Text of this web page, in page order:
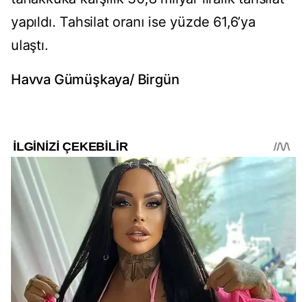
yapıldı. Tahsilat oranı ise yüzde 61,6’ya
ulaştı.
Havva Gümüşkaya/ Birgün